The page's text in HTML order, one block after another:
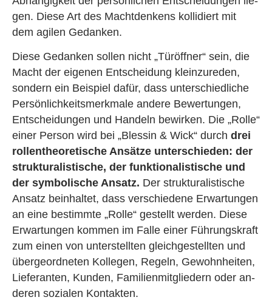
gen. Diese Art des Macht­den­kens kol­li­diert mit
dem agi­len Ge­dan­ken.
Diese Ge­dan­ken sol­len nicht „Tür­öff­ner“ sein, die
Macht der ei­ge­nen Ent­schei­dung klein­zu­re­den,
son­dern ein Bei­spiel dafür, dass un­ter­schied­li­che
Per­sön­lich­keits­merk­ma­le an­de­re Be­wer­tun­gen,
Ent­schei­dun­gen und Han­deln be­wir­ken. Die „Rolle“
einer Per­son wird bei „Bles­sin & Wick“ durch drei
rol­len­theo­re­ti­sche An­sät­ze un­ter­schie­den: der
struk­tu­ra­lis­ti­sche, der funk­tio­na­lis­ti­sche und
der sym­bo­li­sche An­satz. Der struk­tu­ra­lis­ti­sche
An­satz be­inhal­tet, dass ver­schie­de­ne Er­war­tun­gen
an eine be­stimm­te „Rolle“ ge­stellt wer­den. Diese
Er­war­tun­gen kom­men im Falle einer Füh­rungs­kraft
zum einen von un­ter­stell­ten gleich­ge­stell­ten und
über­ge­ord­ne­ten Kol­le­gen, Re­geln, Ge­wohn­hei­ten,
Lie­fe­ran­ten, Kun­den, Fa­mi­li­en­mit­glie­dern oder an­
de­ren so­zia­len Kon­tak­ten.